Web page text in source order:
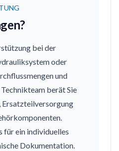
bei der
oder
und
berät Sie
Ersatzteilversorgung
für ein individuelles
Dokumentation.